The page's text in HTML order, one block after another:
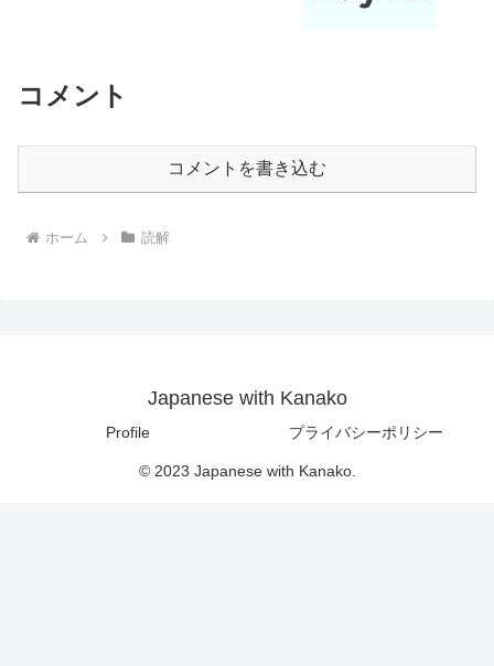
コメント
コメントを書き込む
ホーム 読解
Japanese with Kanako
Profile プライバシーポリシー
© 2023 Japanese with Kanako.